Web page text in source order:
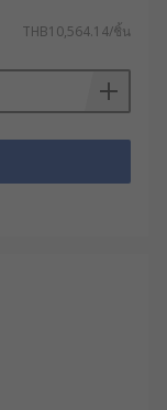
THB10,564.14/ชิ้น